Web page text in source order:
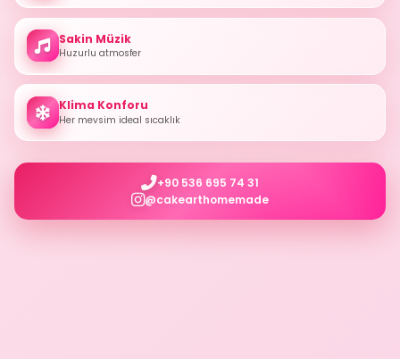
Sakin Müzik
Huzurlu atmosfer
Klima Konforu
Her mevsim ideal sıcaklık
+90 536 695 74 31
@cakearthomemade